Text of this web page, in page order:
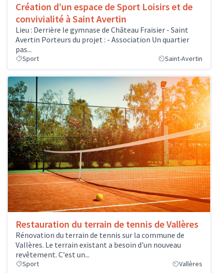
Création d’un espace de Sport Loisirs et de
convivialité à Saint Avertin
Lieu : Derrière le gymnase de Château Fraisier - Saint
Avertin Porteurs du projet : - Association Un quartier
pas...
Sport Saint-Avertin
Restauration du terrain de tennis de Vallères
Rénovation du terrain de tennis sur la commune de
Vallères. Le terrain existant a besoin d'un nouveau
revêtement. C'est un...
Sport Vallères